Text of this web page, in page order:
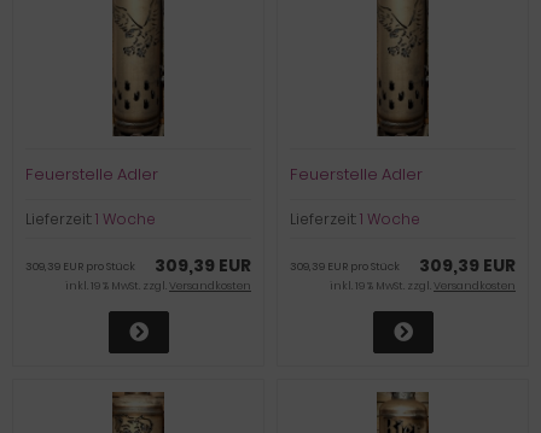
Feuerstelle Adler
Lieferzeit:1 Woche
309,39 EUR
309,39 EUR pro Stück
inkl. 19 % MwSt. zzgl.Versandkosten
Feuerstelle Adler
Lieferzeit:1 Woche
309,39 EUR
309,39 EUR pro Stück
inkl. 19 % MwSt. zzgl.Versandkosten